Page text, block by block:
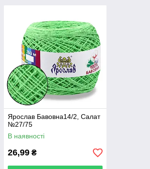
Ярослав Бавовна14/2, Салат
№27/75
В наявності
26,99 ₴